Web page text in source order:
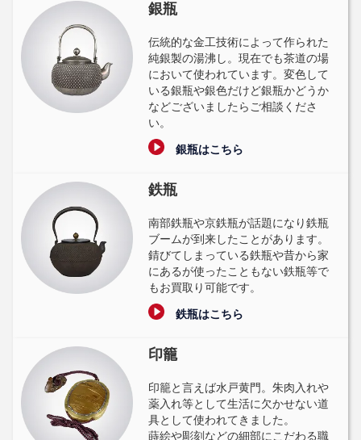
銀瓶
伝統的な金工技術によって作られた
純銀製の湯沸し。現在でも茶道の場
において使われています。変色して
いる銀瓶や銀色だけど銀瓶かどうか
などございましたらご相談くださ
い。
銀瓶はこちら
鉄瓶
南部鉄瓶や京鉄瓶が話題になり鉄瓶
ブームが到来したことがあります。
錆びてしまっている鉄瓶や昔から家
にあるが使ったこともない鉄瓶等で
もお買取り可能です。
鉄瓶はこちら
印籠
印籠と言えば水戸黄門。朱肉入れや
薬入れ等として生活に欠かせない道
具として使われてきました。
蒔絵や彫刻などの細部にこだわる職